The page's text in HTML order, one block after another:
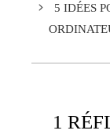
5 IDÉES
1